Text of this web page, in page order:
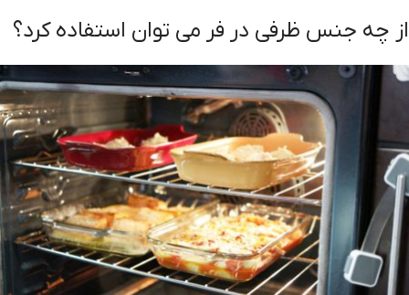
از چه جنس ظرفی در فر می توان استفاده کرد؟